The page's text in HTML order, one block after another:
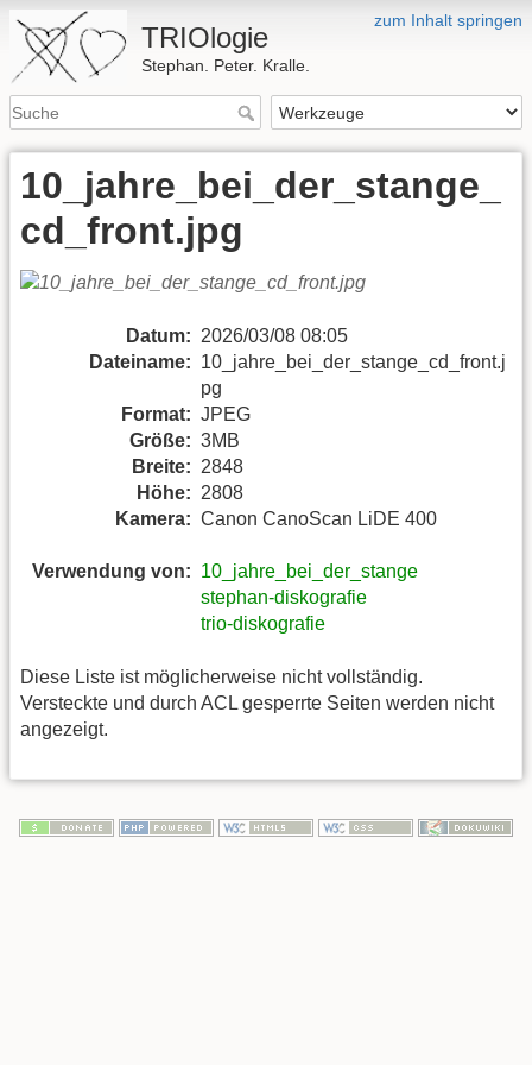
zum Inhalt springen
TRIOlogie
Stephan. Peter. Kralle.
10_jahre_bei_der_stange_
cd_front.jpg
Datum: 2026/03/08 08:05
Dateiname: 10_jahre_bei_der_stange_cd_front.j
pg
Format: JPEG
Größe: 3MB
Breite: 2848
Höhe: 2808
Kamera: Canon CanoScan LiDE 400
Verwendung von: 10_jahre_bei_der_stange
stephan-diskografie
trio-diskografie
Diese Liste ist möglicherweise nicht vollständig.
Versteckte und durch ACL gesperrte Seiten werden nicht
angezeigt.